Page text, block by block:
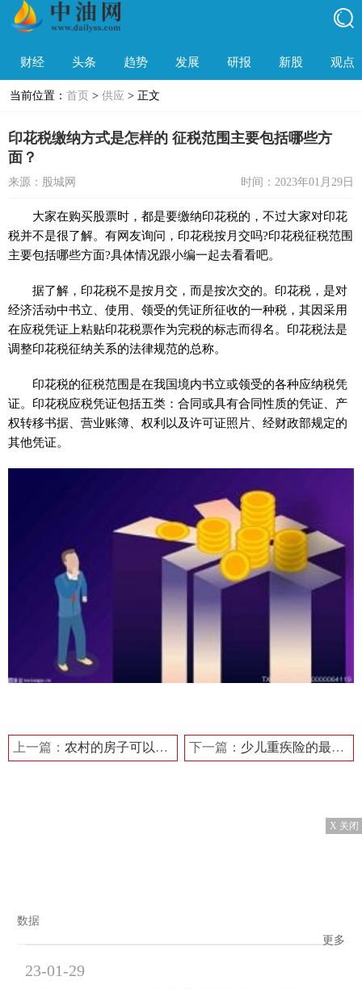
财经 头条 趋势 发展 研报 新股 观点
当前位置： 首页 > 供应 > 正文
印花税缴纳方式是怎样的 征税范围主要包括哪些方
面？
来源：股城网 时间：2023年01月29日
大家在购买股票时，都是要缴纳印花税的，不过大家对印花
税并不是很了解。有网友询问，印花税按月交吗?印花税征税范围
主要包括哪些方面?具体情况跟小编一起去看看吧。
据了解，印花税不是按月交，而是按次交的。印花税，是对
经济活动中书立、使用、领受的凭证所征收的一种税，其因采用
在应税凭证上粘贴印花税票作为完税的标志而得名。印花税法是
调整印花税征纳关系的法律规范的总称。
印花税的征税范围是在我国境内书立或领受的各种应纳税凭
证。印花税应税凭证包括五类：合同或具有合同性质的凭证、产
权转移书据、营业账簿、权利以及许可证照片、经财政部规定的
其他凭证。
上一篇： 农村的房子可以抵押贷款吗 需要准备的材料有哪些？ 下一篇： 少儿重疾险的最高保额是多少 少儿重疾险保额买多少合适？
X 关闭
数据
更多
23-01-29